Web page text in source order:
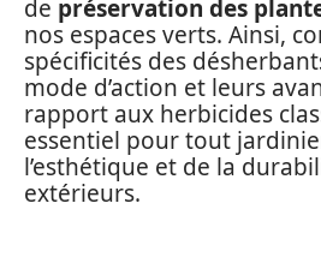
de préservation des
nos espaces verts. Ainsi,
spécificités des
mode d’action et leurs
rapport aux herbicides
essentiel pour tout
l’esthétique et de la
extérieurs.